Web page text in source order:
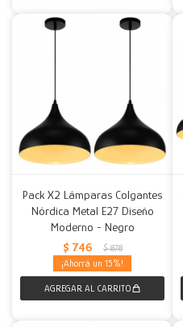
Pack X2 Lámparas Colgantes
Nórdica Metal E27 Diseño
Moderno - Negro
$ 746 $ 878
15